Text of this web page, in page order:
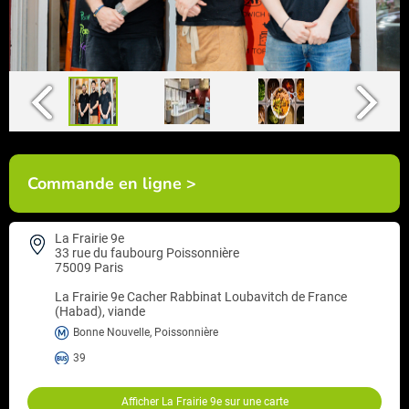
Commande en ligne >
La Frairie 9e
33 rue du faubourg Poissonnière
75009 Paris
La Frairie 9eCacher Rabbinat Loubavitch de France
(Habad), viande
Bonne Nouvelle, Poissonnière
39
Afficher La Frairie 9e sur une carte